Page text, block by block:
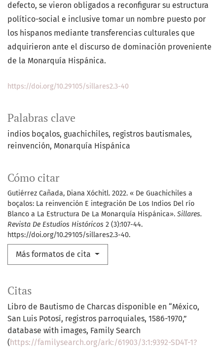
Palabras clave
indios boçalos guachichiles registros bautismales
reinvención Monarquía Hispánica
Cómo citar
Gutiérrez Cañada, Diana Xóchitl. 2022. « De Guachichiles a
boçalos: La reinvención E integración De Los Indios Del río
Blanco a La Estructura De La Monarquía Hispánica». Sillares.
Revista De Estudios Históricos 2 (3):107-44.
https://doi.org/10.29105/sillares2.3-40.
Más formatos de cita
defecto, se vieron obligados a reconfigurar su estructura
político-social e inclusive tomar un nombre puesto por
los hispanos mediante transferencias culturales que
adquirieron ante el discurso de dominación proveniente
de la Monarquía Hispánica.
https://doi.org/10.29105/sillares2.3-40
Citas
Libro de Bautismo de Charcas disponible en “México,
San Luis Potosí, registros parroquiales, 1586-1970,”
database with images, Family Search
( https://familysearch.org/ark:/61903/3:1:9392-SD4T-1?